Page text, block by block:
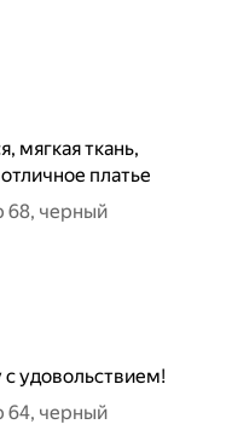
мягкая ткань,
платье
68, черный
удовольствием!
64, черный